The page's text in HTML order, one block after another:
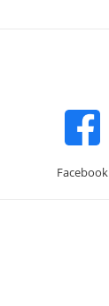
Facebook